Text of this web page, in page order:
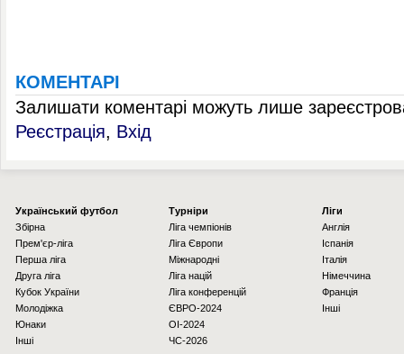
КОМЕНТАРІ
Залишати коментарі можуть лише
Реєстрація, Вхід
Українcький футбол
Збірна
Прем'єр-ліга
Перша ліга
Друга ліга
Кубок України
Молодіжка
Юнаки
Інші
Турніри
Ліга чемпіонів
Ліга Європи
Міжнародні
Ліга націй
Ліга конференцій
ЄВРО-2024
OI-2024
ЧС-2026
Ліги
Англія
Іспанія
Італія
Німеччина
Франція
Інші